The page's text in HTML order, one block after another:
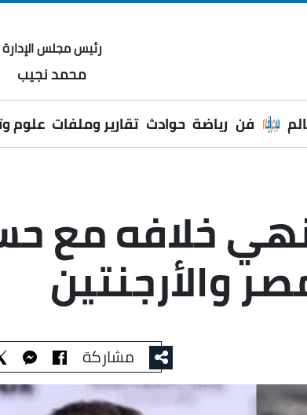
رئيس مجلس الإدارة
محمد نجيب
فن رياضة حوادث تقارير وملفات علوم
خلافه مع
والأرجنتين
مشاركة